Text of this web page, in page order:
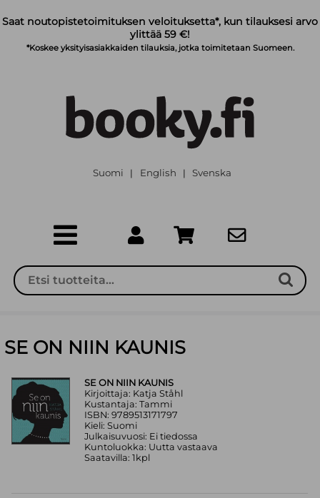
Saat noutopistetoimituksen veloituksetta*, kun tilauksesi arvo
ylittää 59 €!
*Koskee yksityisasiakkaiden tilauksia, jotka toimitetaan Suomeen.
Suomi | English | Svenska
SE ON NIIN KAUNIS
SE ON NIIN KAUNIS
Kirjoittaja: Katja Ståhl
Kustantaja: Tammi
ISBN: 9789513171797
Kieli: Suomi
Julkaisuvuosi: Ei tiedossa
Kuntoluokka: Uutta vastaava
Saatavilla: 1kpl